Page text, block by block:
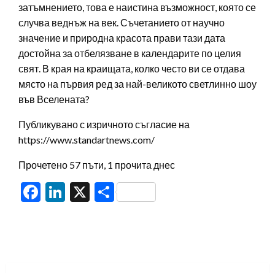
затъмнението, това е наистина възможност, която се
случва веднъж на век. Съчетанието от научно
значение и природна красота прави тази дата
достойна за отбелязване в календарите по целия
свят. В края на краищата, колко често ви се отдава
място на първия ред за най-великото светлинно шоу
във Вселената?
Публикувано с изричното съгласие на
https://www.standartnews.com/
Прочетено 57 пъти, 1 прочита днес
Facebook
LinkedIn
X Share